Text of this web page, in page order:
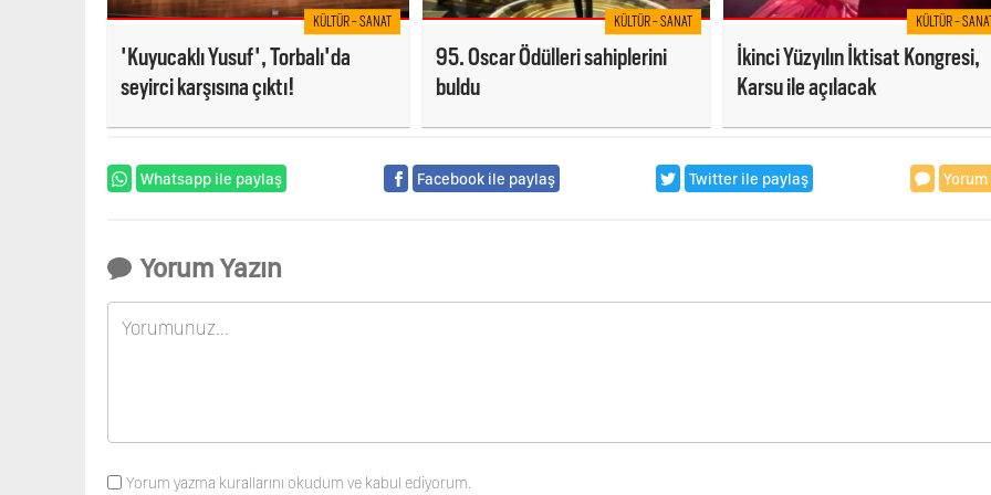
KÜLTÜR - SANAT
'Kuyucaklı Yusuf', Torbalı'da
seyirci karşısına çıktı!
KÜLTÜR - SANAT
95. Oscar Ödülleri sahiplerini
buldu
KÜLTÜR -
İkinci Yüzyılın İktisat Kongresi,
Karsu ile açılacak
Whatsapp ile paylaş Facebook ile paylaş Twitter ile paylaş Yorum
Yorum Yazın
Yorum yazma kurallarını okudum ve kabul ediyorum.